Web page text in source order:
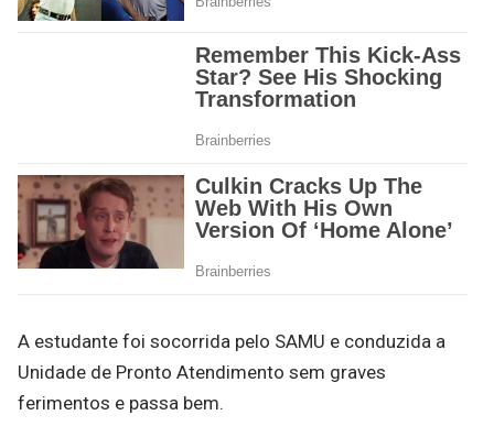
A estudante foi socorrida pelo SAMU e conduzida a
Unidade de Pronto Atendimento sem graves
ferimentos e passa bem.